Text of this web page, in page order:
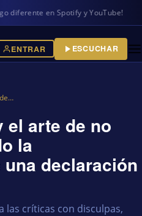
en Spotify y YouTube!
ENTRAR ESCUCHAR
el arte de no
la
declaración
las críticas con disculpas,